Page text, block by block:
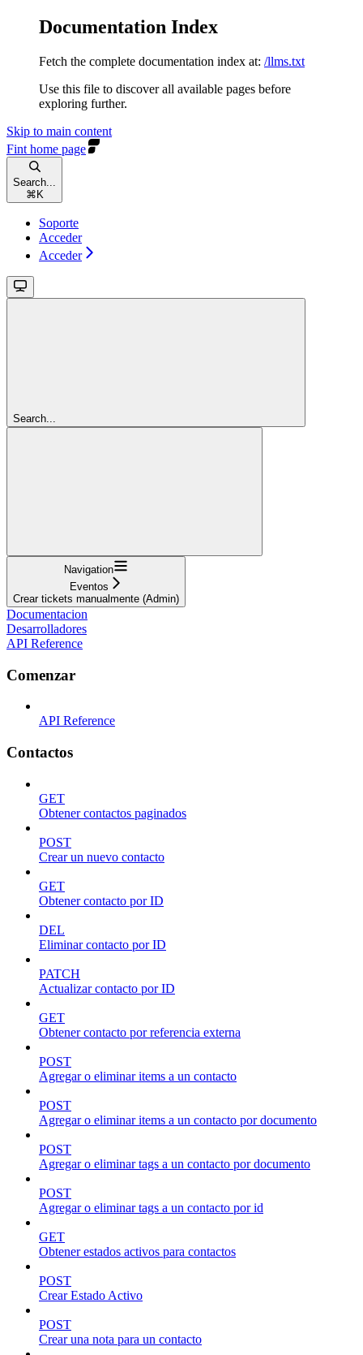
Documentation Index
Fetch the complete documentation index at: /llms.txt
Use this file to discover all available pages before
exploring further.
Skip to main content
Fint home page
Search...
⌘ K
Soporte
Acceder
Acceder
Search...
Navigation
Eventos
Crear tickets manualmente (Admin)
Documentacion
Desarrolladores
API Reference
Comenzar
API Reference
Contactos
GET
Obtener contactos paginados
POST
Crear un nuevo contacto
GET
Obtener contacto por ID
DEL
Eliminar contacto por ID
PATCH
Actualizar contacto por ID
GET
Obtener contacto por referencia externa
POST
Agregar o eliminar items a un contacto
POST
Agregar o eliminar items a un contacto por documento
POST
Agregar o eliminar tags a un contacto por documento
POST
Agregar o eliminar tags a un contacto por id
GET
Obtener estados activos para contactos
POST
Crear Estado Activo
POST
Crear una nota para un contacto